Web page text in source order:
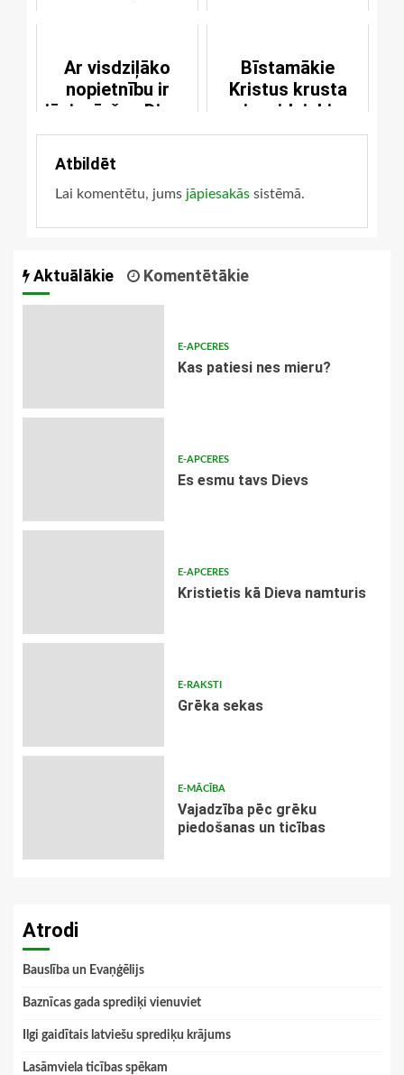
Ar visdziļāko
nopietnību ir
jāpievēršas Dieva
vārdam
Bīstamākie
Kristus krusta
ienaidnieki
Atbildēt
Lai komentētu, jums jāpiesakās sistēmā.
Aktuālākie Komentētākie
E-APCERES
​Kas patiesi nes mieru?
E-APCERES
Es esmu tavs Dievs
E-APCERES
Kristietis kā Dieva namturis
E-RAKSTI
Grēka sekas
E-MĀCĪBA
Vajadzība pēc grēku
piedošanas un ticības
Atrodi
Bauslība un Evaņģēlijs
Baznīcas gada sprediķi vienuviet
Ilgi gaidītais latviešu sprediķu krājums
Lasāmviela ticības spēkam